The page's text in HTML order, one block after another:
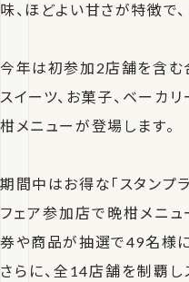
味、ほどよい甘さが特徴で
今年は初参加2店舗を含む
スイーツ、お菓子、ベーカ
柑メニューが登場します。
期間中はお得な「スタンプラ
フェア参加店で晩柑メニ
券や商品が抽選で49名様に
さらに、全14店舗を制覇